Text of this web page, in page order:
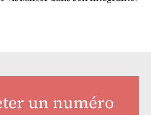
un numéro